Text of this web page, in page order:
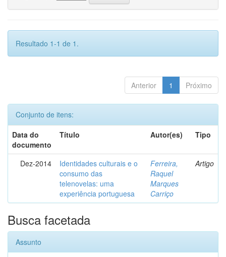
Resultado 1-1 de 1.
Anterior 1 Próximo
Conjunto de itens:
Data do
documento
Título Autor(es) Tipo
Dez-2014
Identidades culturais e o
consumo das
telenovelas: uma
experiência portuguesa
Ferreira,
Raquel
Marques
Carriço
Artigo
Busca facetada
Assunto